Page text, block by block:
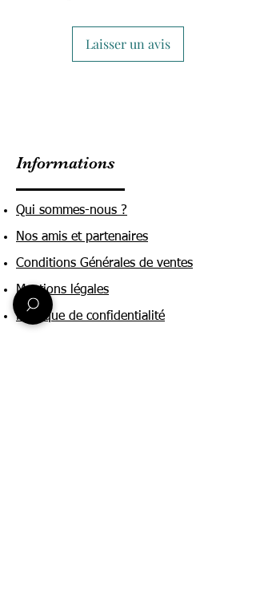
Laisser un avis
Informations
Qui sommes-nous ?
Nos amis et partenaires
Conditions Générales de ventes
Mentions légales
Politique de confidentialité